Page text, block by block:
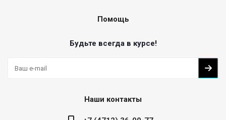
Помощь
Будьте всегда в курсе!
Наши контакты